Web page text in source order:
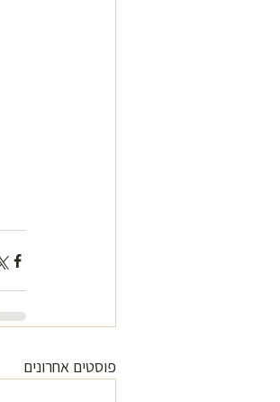
פוסטים אחרונים